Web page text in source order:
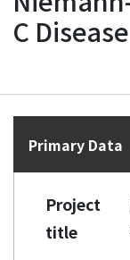
Statistics
C
Primary Data
Project
title